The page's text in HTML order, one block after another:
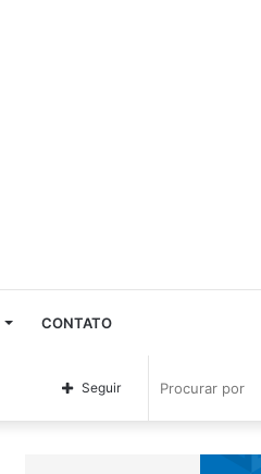
CONTATO
Seguir